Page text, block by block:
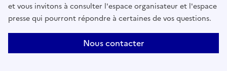
et vous invitons à consulter l'espace organisateur et l'espace
presse qui pourront répondre à certaines de vos questions.
Nous contacter